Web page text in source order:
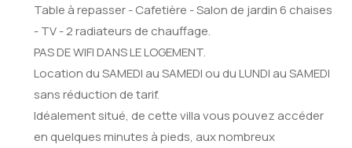
Table à repasser - Cafetière - Salon de jardin 6 chaises
- TV - 2 radiateurs de chauffage.
PAS DE WIFI DANS LE LOGEMENT.
Location du SAMEDI au SAMEDI ou du LUNDI au SAMEDI
sans réduction de tarif.
Idéalement situé, de cette villa vous pouvez accéder
en quelques minutes à pieds, aux nombreux